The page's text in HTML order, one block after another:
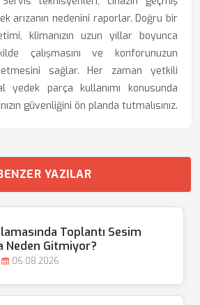
arızanın nedenini raporlar. Doğru bir
klimanızın uzun yıllar boyunca
çalışmasını ve konforunuzun
sağlar. Her zaman yetkili
yedek parça kullanımı konusunda
güvenliğini ön planda tutmalısınız.
YAZILAR
Toplantı Sesim
Neden Gitmiyor?
06.08.2026